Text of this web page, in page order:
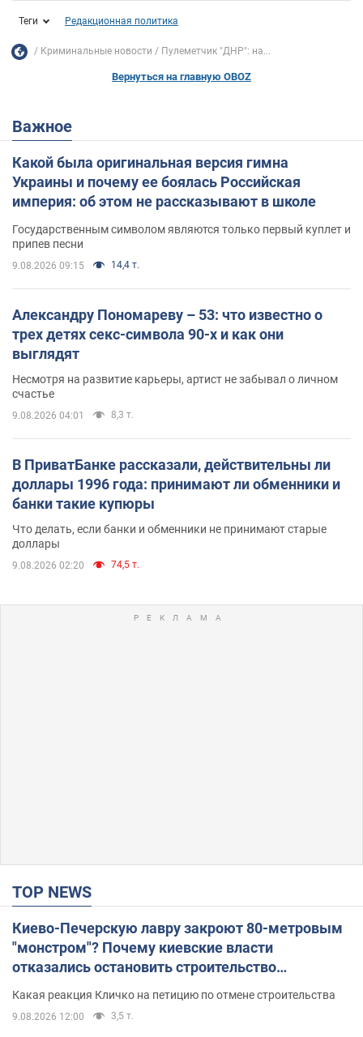
Теги Редакционная политика
Криминальные новости Пулеметчик "ДНР": на...
Вернуться на главную OBOZ
Важное
Какой была оригинальная версия гимна
Украины и почему ее боялась Российская
империя: об этом не рассказывают в школе
Государственным символом являются только первый куплет и
припев песни
9.08.2026 09:15 14,4 т.
Александру Пономареву – 53: что известно о
трех детях секс-символа 90-х и как они
выглядят
Несмотря на развитие карьеры, артист не забывал о личном
счастье
9.08.2026 04:01 8,3 т.
В ПриватБанке рассказали, действительны ли
доллары 1996 года: принимают ли обменники и
банки такие купюры
Что делать, если банки и обменники не принимают старые
доллары
9.08.2026 02:20 74,5 т.
TOP NEWS
Киево-Печерскую лавру закроют 80-метровым
"монстром"? Почему киевские власти
отказались остановить строительство
Какая реакция Кличко на петицию по отмене строительства
9.08.2026 12:00 3,5 т.